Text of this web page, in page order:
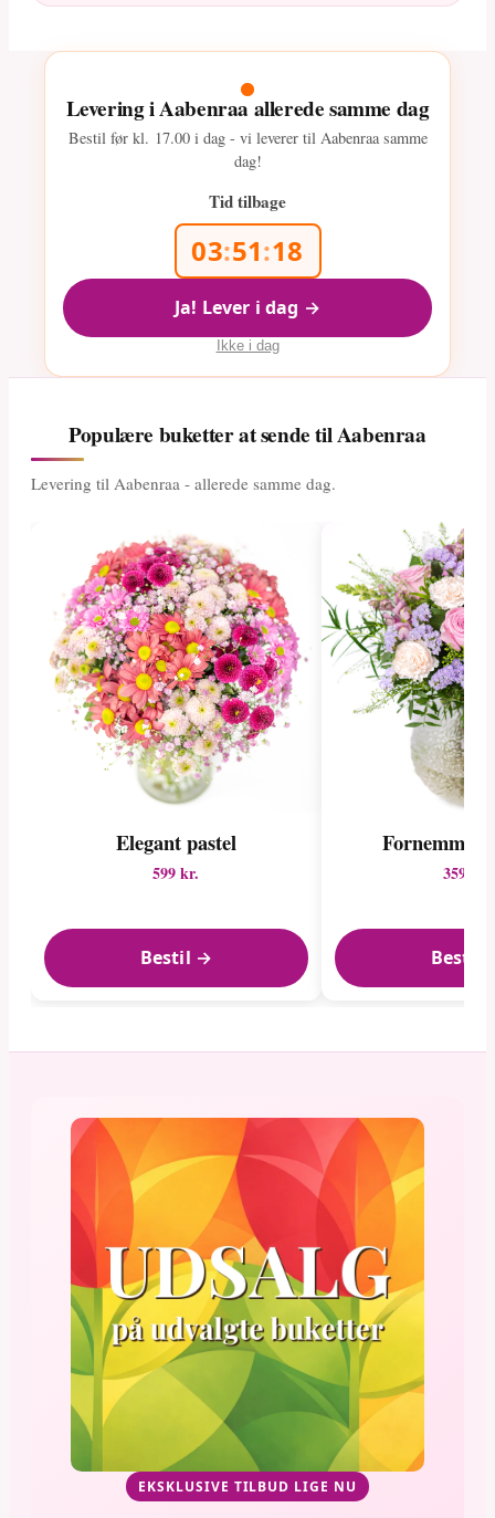
Levering i Aabenraa allerede samme dag
Bestil før kl. 17.00i dag - vi leverer til Aabenraa samme
dag!
Tid tilbage
03:51:17
Ja! Lever i dag →
Ikke i dag
Populære buketter at sende til Aabenraa
Levering til Aabenraa - allerede samme dag.
Elegant pastel
599 kr.
Bestil →
359 kr.
Bestil
EKSKLUSIVE TILBUD LIGE NU